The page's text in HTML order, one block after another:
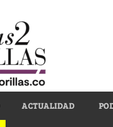
ACTUALIDAD